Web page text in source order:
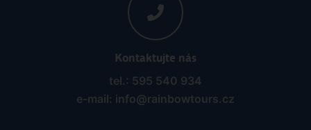
Kontaktujte nás
tel.: 595 540 934
e-mail: info@rainbowtours.cz